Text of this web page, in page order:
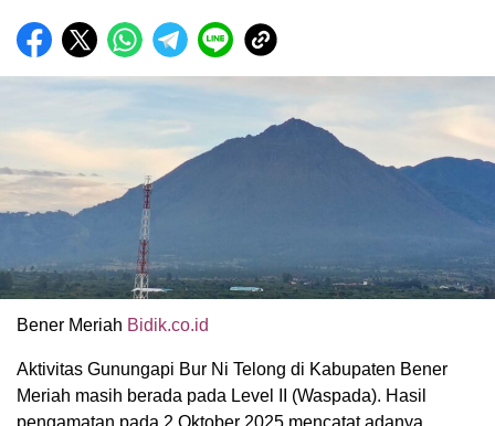
Bener Meriah Bidik.co.id
Aktivitas Gunungapi Bur Ni Telong di Kabupaten Bener
Meriah masih berada pada Level II (Waspada). Hasil
pengamatan pada 2 Oktober 2025 mencatat adanya